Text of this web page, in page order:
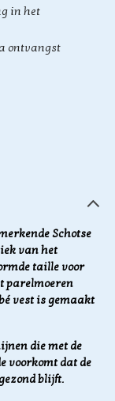
in het
ontvangst
Schotse
van het
taille voor
parelmoeren
vest is gemaakt
die met de
voorkomt dat de
blijft.